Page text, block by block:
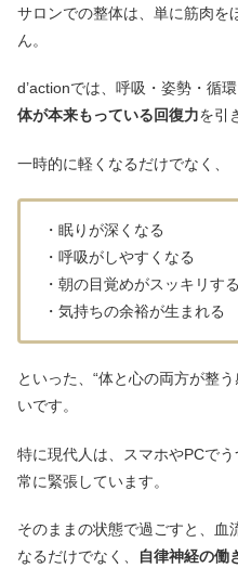
サロンでの整体は、単に筋肉を
ん。
d’actionでは、呼吸・姿勢・循
体が本来もっている回復力を引
一時的に軽くなるだけでなく、
・眠りが深くなる
・呼吸がしやすくなる
・朝の目覚めがスッキリする
・気持ちの余裕が生まれる
といった、“体と心の両方が整
いです。
特に現代人は、スマホやPCで
常に緊張しています。
そのままの状態で過ごすと、血
なるだけでなく、
自律神経の働